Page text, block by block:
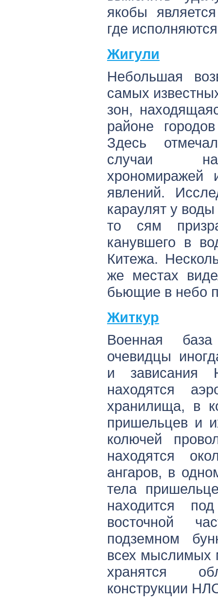
якобы
где
Жигули
Небольшая
самых
зон,
районе
Здесь
случаи
хрономиражей
явлений.
караулят у
то сям
канувшего в
Китежа.
же местах
бьющие в небо
Житкур
Военная
очевидцы
и
находятся
хранилища, в
пришельцев и
колючей
находятся
ангаров, в
тела
находится
восточной
подземном
всех мыслимых
хранятся
конструкции